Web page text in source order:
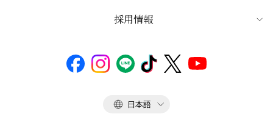
採用情報
言
日本語